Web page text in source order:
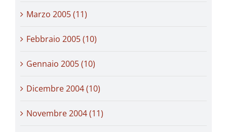
Marzo 2005 (11)
Febbraio 2005 (10)
Gennaio 2005 (10)
Dicembre 2004 (10)
Novembre 2004 (11)